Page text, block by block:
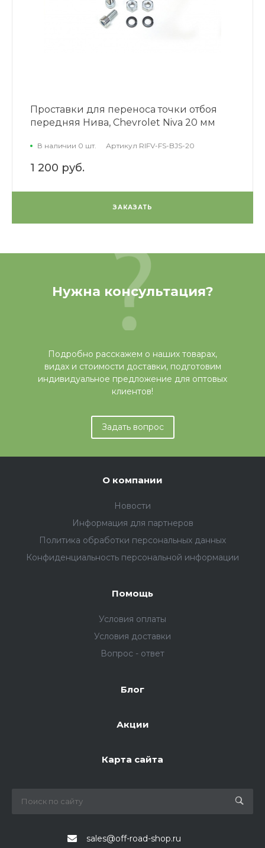
Проставки для переноса точки отбоя
передняя Нива, Chevrolet Niva 20 мм
В наличии 0 шт. Артикул RIFV-FS-BJS-20
1 200 руб.
ЗАКАЗАТЬ
Нужна консультация?
Подробно расскажем о наших товарах,
видах и стоимости доставки, подготовим
индивидуальное предложение для оптовых
клиентов!
Задать вопрос
О компании
Новости
Информация для партнеров
Политика обработки персональных данных
Конфиденциальность персональной информации
Помощь
Условия оплаты
Условия доставки
Вопрос - ответ
Блог
Акции
Карта сайта
sales@off-road-shop.ru